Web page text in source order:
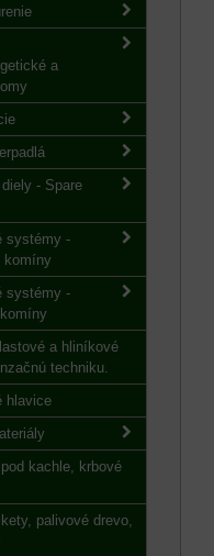
a
diely - Spare
systémy -
komíny
systémy -
a hliníkové
techniku.
hlavice
kachle, krbové
palivové drevo,